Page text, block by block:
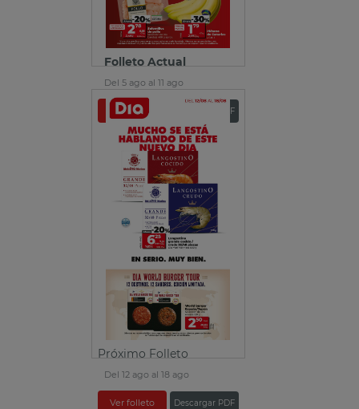
Folleto Actual
Del 5 ago al 11 ago
Ver folleto Descargar PDF
Próximo Folleto
Del 12 ago al 18 ago
Ver folleto Descargar PDF